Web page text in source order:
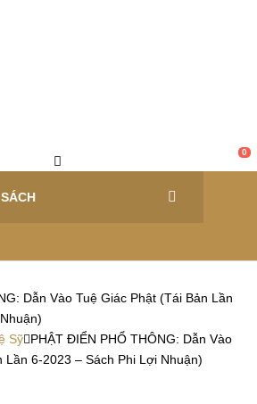
0
Dẫn Vào Tuệ Giác Phật (Tái Bản Lần
Sỹ PHẬT ĐIỂN PHỔ THÔNG: Dẫn Vào
Lần 6-2023 – Sách Phi Lợi Nhuận)